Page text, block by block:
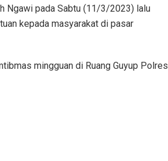
Ngawi pada Sabtu (11/3/2023) lalu
kepada masyarakat di pasar
mingguan di Ruang Guyup Polres